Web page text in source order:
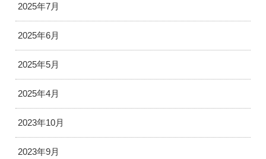
2025年7月
2025年6月
2025年5月
2025年4月
2023年10月
2023年9月